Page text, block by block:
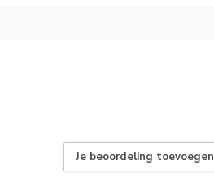
Je beoordeling toevoegen